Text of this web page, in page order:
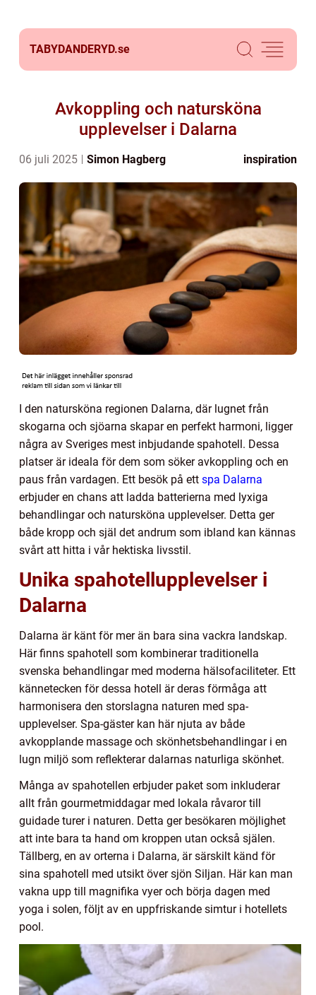
TABYDANDERYD.se
Avkoppling och natursköna
upplevelser i Dalarna
06 juli 2025 Simon Hagberg inspiration
I den natursköna regionen Dalarna, där lugnet från
skogarna och sjöarna skapar en perfekt harmoni, ligger
några av Sveriges mest inbjudande spahotell. Dessa
platser är ideala för dem som söker avkoppling och en
paus från vardagen. Ett besök på ett spa Dalarna
erbjuder en chans att ladda batterierna med lyxiga
behandlingar och natursköna upplevelser. Detta ger
både kropp och själ det andrum som ibland kan kännas
svårt att hitta i vår hektiska livsstil.
Unika spahotellupplevelser i
Dalarna
Dalarna är känt för mer än bara sina vackra landskap.
Här finns spahotell som kombinerar traditionella
svenska behandlingar med moderna hälsofaciliteter. Ett
kännetecken för dessa hotell är deras förmåga att
harmonisera den storslagna naturen med spa-
upplevelser. Spa-gäster kan här njuta av både
avkopplande massage och skönhetsbehandlingar i en
lugn miljö som reflekterar dalarnas naturliga skönhet.
Många av spahotellen erbjuder paket som inkluderar
allt från gourmetmiddagar med lokala råvaror till
guidade turer i naturen. Detta ger besökaren möjlighet
att inte bara ta hand om kroppen utan också själen.
Tällberg, en av orterna i Dalarna, är särskilt känd för
sina spahotell med utsikt över sjön Siljan. Här kan man
vakna upp till magnifika vyer och börja dagen med
yoga i solen, följt av en uppfriskande simtur i hotellets
pool.